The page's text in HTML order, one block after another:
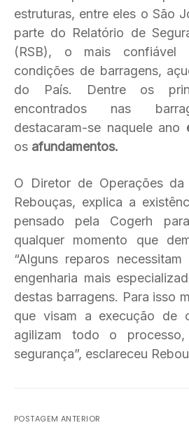
estruturas, entre eles o São
parte do Relatório de
(RSB), o mais confiável
condições de barragens,
do País. Dentre os
encontrados nas
destacaram-se naquele ano
os afundamentos.
O Diretor de Operações da
Rebouças, explica a
pensado pela Cogerh
qualquer momento que
“Alguns reparos
engenharia mais
destas barragens. Para isso
que visam a execução de
agilizam todo o processo,
segurança”, esclareceu
POSTAGEM ANTERIOR